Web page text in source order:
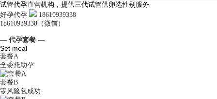
试管代孕直营机构，提供三代试管供卵选性别服务
好孕代孕
18610939338
18610939338（微信）
— 代孕套餐 —
Set meal
套餐A
全委托助孕
套餐B
零风险包成功